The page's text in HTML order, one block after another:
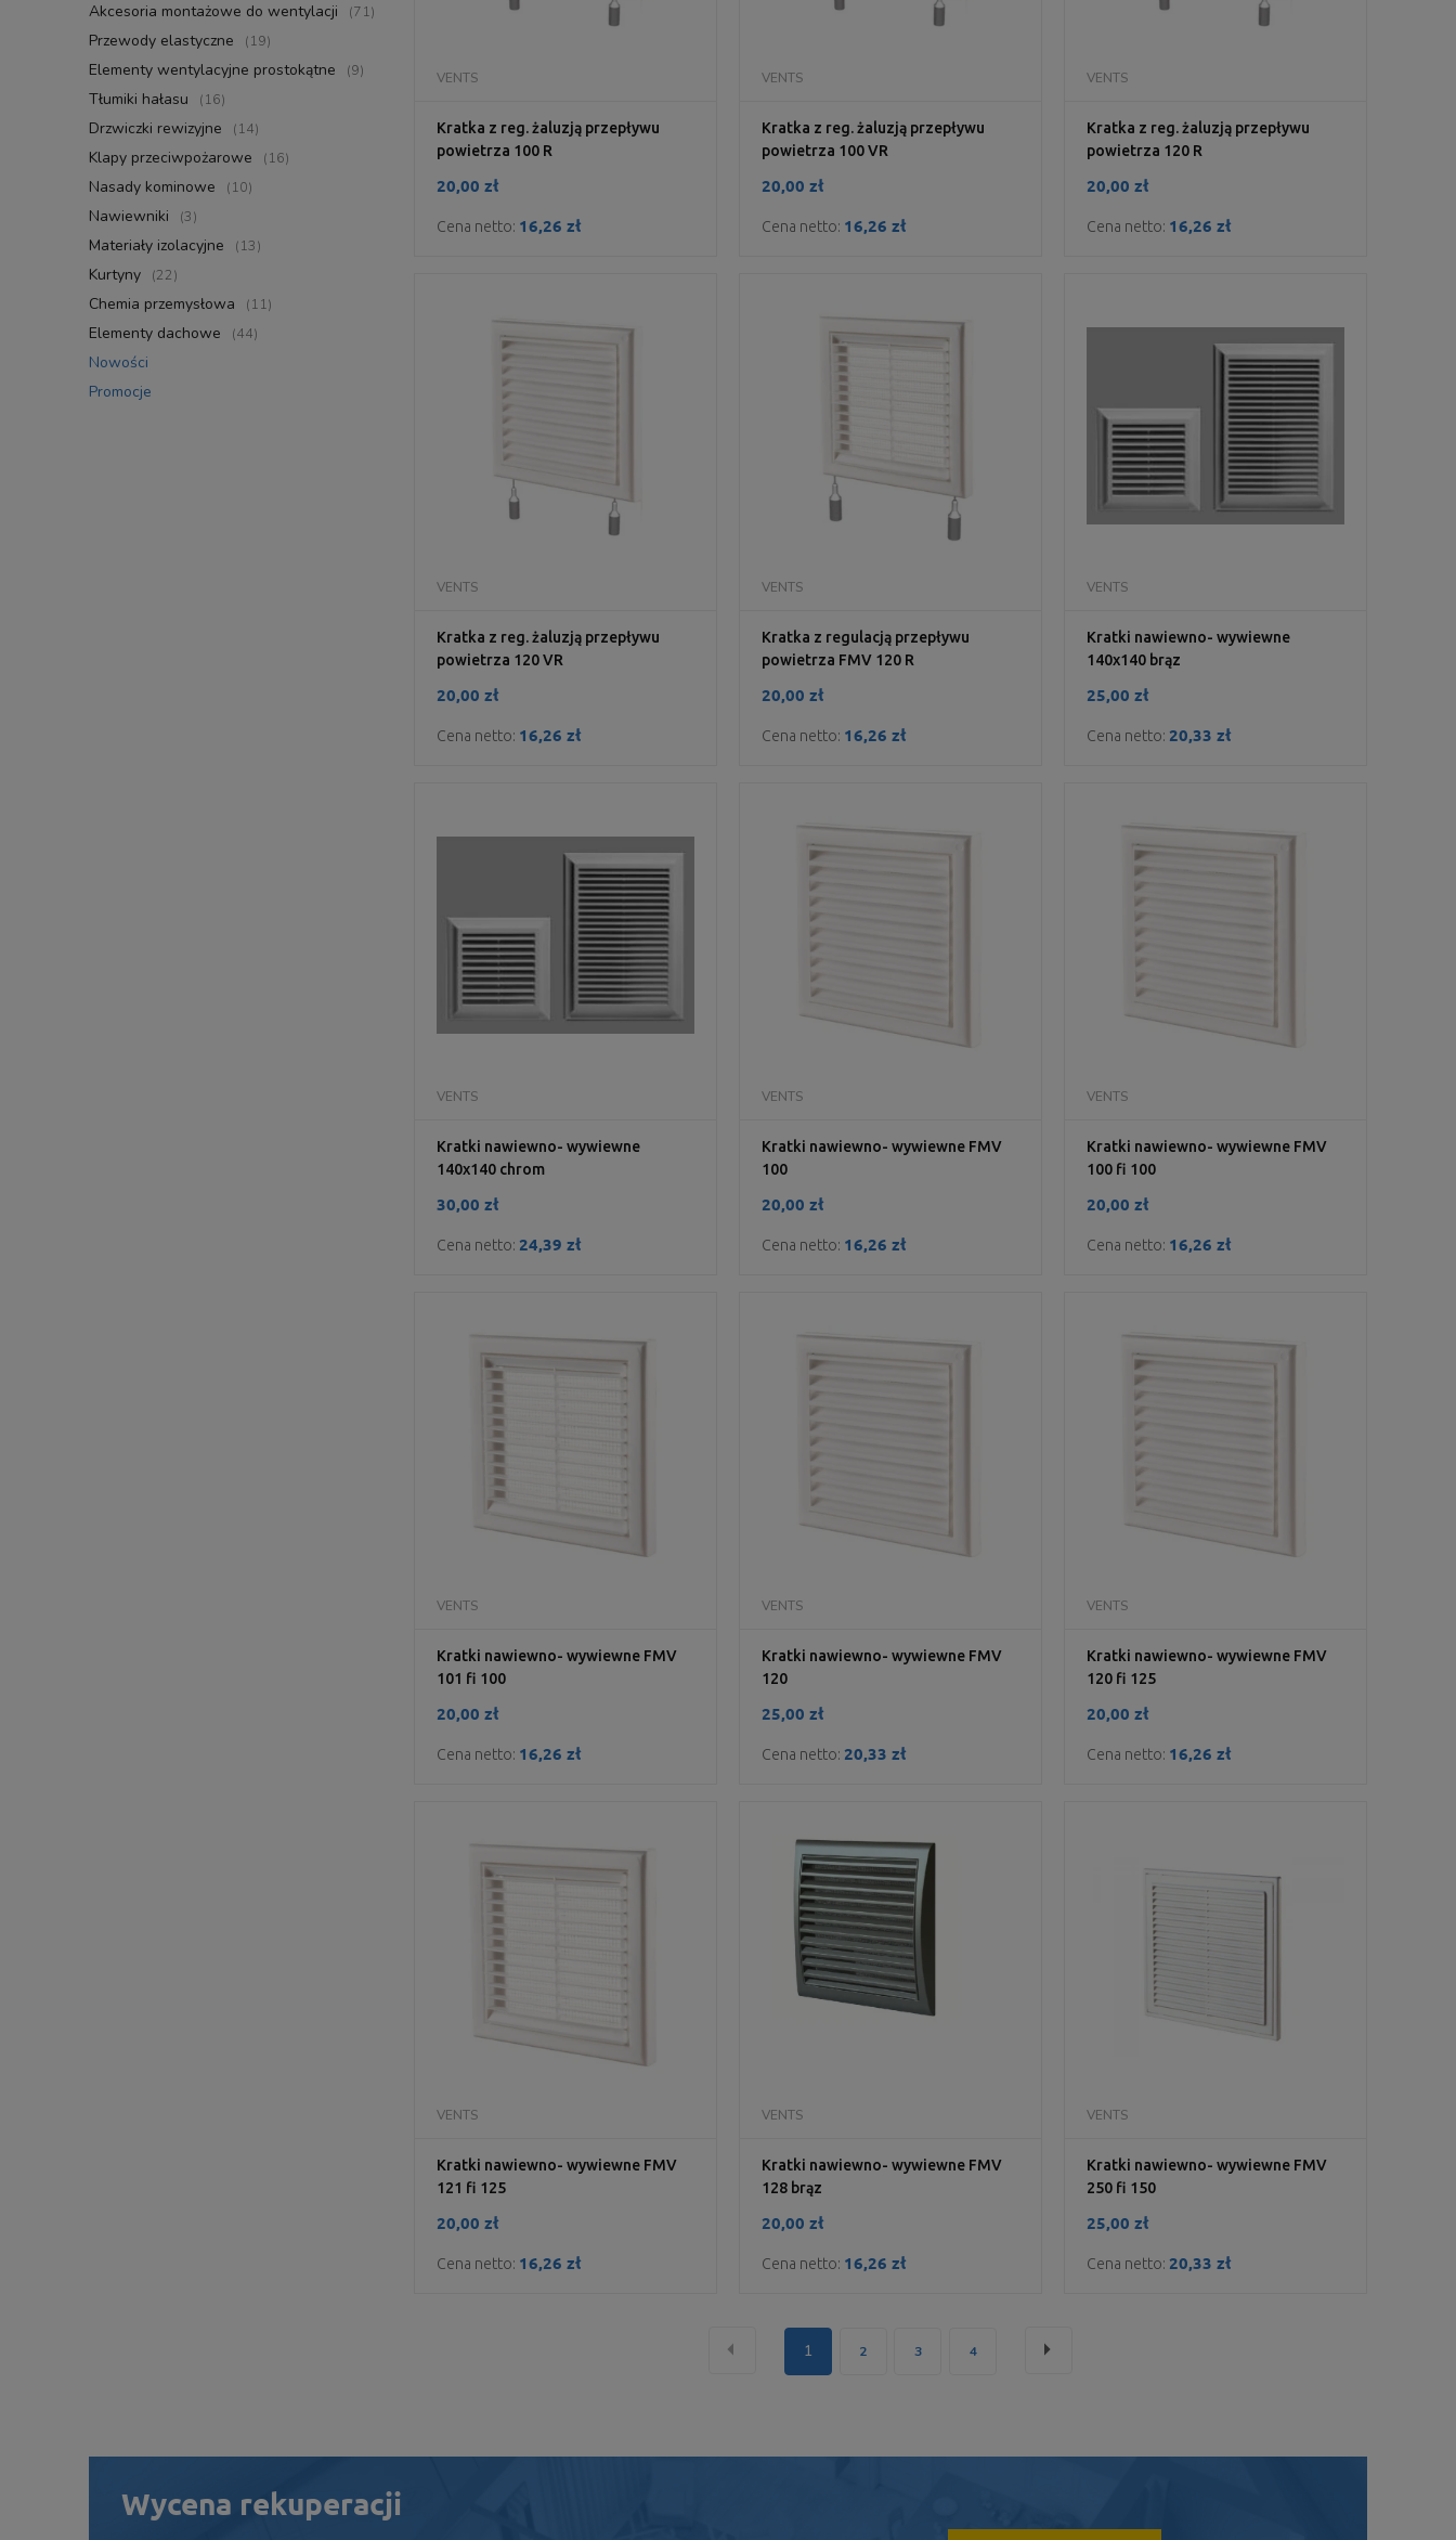
Akcesoria montażowe do wentylacji (71)
Przewody elastyczne (19)
Elementy wentylacyjne prostokątne (9)
Tłumiki hałasu (16)
Drzwiczki rewizyjne (14)
Klapy przeciwpożarowe (16)
Nasady kominowe (10)
Nawiewniki (3)
Materiały izolacyjne (13)
Kurtyny (22)
Chemia przemysłowa (11)
Elementy dachowe (44)
Nowości
Promocje
Kratka z reg. żaluzją przepływu
powietrza 100 R
VENTS
20,00 zł
Cena netto: 16,26 zł
Kratka z reg. żaluzją przepływu
powietrza 100 VR
VENTS
20,00 zł
Cena netto: 16,26 zł
Kratka z reg. żaluzją przepływu
powietrza 120 R
VENTS
20,00 zł
Cena netto: 16,26 zł
Kratka z reg. żaluzją przepływu
powietrza 120 VR
VENTS
20,00 zł
Cena netto: 16,26 zł
Kratka z regulacją przepływu
powietrza FMV 120 R
VENTS
20,00 zł
Cena netto: 16,26 zł
Kratki nawiewno- wywiewne
140x140 brąz
VENTS
25,00 zł
Cena netto: 20,33 zł
Kratki nawiewno- wywiewne
140x140 chrom
VENTS
30,00 zł
Cena netto: 24,39 zł
Kratki nawiewno- wywiewne FMV
100
VENTS
20,00 zł
Cena netto: 16,26 zł
Kratki nawiewno- wywiewne FMV
100 fi 100
VENTS
20,00 zł
Cena netto: 16,26 zł
Kratki nawiewno- wywiewne FMV
101 fi 100
VENTS
20,00 zł
Cena netto: 16,26 zł
Kratki nawiewno- wywiewne FMV
120
VENTS
25,00 zł
Cena netto: 20,33 zł
Kratki nawiewno- wywiewne FMV
120 fi 125
VENTS
20,00 zł
Cena netto: 16,26 zł
Kratki nawiewno- wywiewne FMV
121 fi 125
VENTS
20,00 zł
Cena netto: 16,26 zł
Kratki nawiewno- wywiewne FMV
128 brąz
VENTS
20,00 zł
Cena netto: 16,26 zł
Kratki nawiewno- wywiewne FMV
250 fi 150
VENTS
25,00 zł
Cena netto: 20,33 zł
« 1 2 3 4 »
Wycena rekuperacji